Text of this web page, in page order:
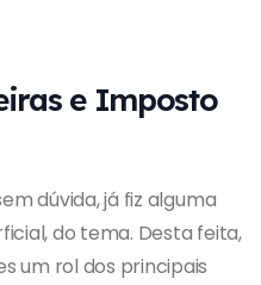
e Imposto
dúvida, já fiz alguma
do tema. Desta feita,
um rol dos principais